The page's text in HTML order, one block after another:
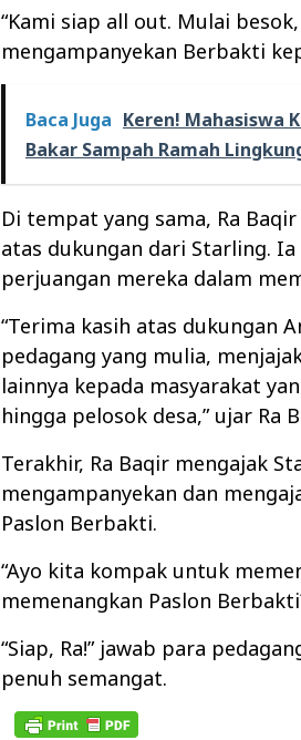
“Kami siap all out. Mulai
mengampanyekan Berbakti
Baca Juga Keren! Mahasiswa
Bakar Sampah Ramah
Di tempat yang sama, Ra
atas dukungan dari Starling.
perjuangan mereka dalam
“Terima kasih atas dukungan
pedagang yang mulia,
lainnya kepada masyarakat
hingga pelosok desa,” ujar Ra
Terakhir, Ra Baqir mengajak
mengampanyekan dan
Paslon Berbakti.
“Ayo kita kompak untuk
memenangkan Paslon
“Siap, Ra!” jawab para
penuh semangat.